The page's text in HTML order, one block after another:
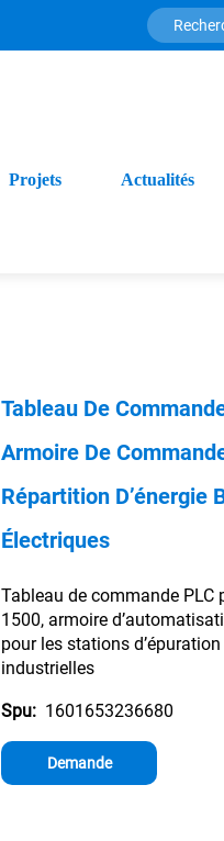
Projets Actualités
Tableau De
Armoire De
Répartition D’énergie
Électriques
Tableau de commande PLC
1500, armoire
pour les stations
industrielles
Spu: 1601653236680
Demande